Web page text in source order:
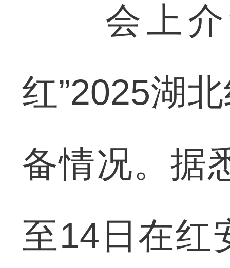
会上介
红”2025湖
备情况。据
至14日在红